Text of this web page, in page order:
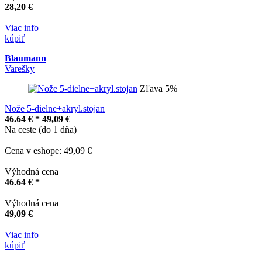
28,20 €
Viac info
kúpiť
Blaumann
Varešky
Zľava 5%
Nože 5-dielne+akryl.stojan
46.64 € * 49,09 €
Na ceste (do 1 dňa)
Cena v eshope: 49,09 €
Výhodná cena
46.64 € *
Výhodná cena
49,09 €
Viac info
kúpiť